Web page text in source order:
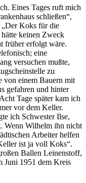
Eines Tages ruft mich
schließen“,
„Der Koks für die
keinen Zweck
früher erfolgt wäre.
eine
versuchen mußte,
zu
von einem Bauern mit
gefahren und hinter
Tage später kam ich
vor dem Keller.
ich Schwester Ilse,
Wenn Wilhelm ihn nicht
Arbeiter helfen
ist ja voll Koks“.
Ballen Leinenstoff,
Juni 1951 dem Kreis